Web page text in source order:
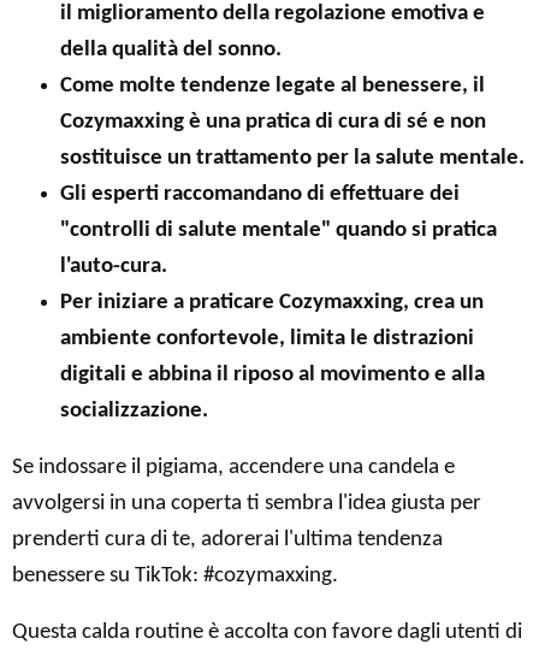
il miglioramento della regolazione emotiva e
della qualità del sonno.
Come molte tendenze legate al benessere, il
Cozymaxxing è una pratica di cura di sé e non
sostituisce un trattamento per la salute mentale.
Gli esperti raccomandano di effettuare dei
"controlli di salute mentale" quando si pratica
l'auto-cura.
Per iniziare a praticare Cozymaxxing, crea un
ambiente confortevole, limita le distrazioni
digitali e abbina il riposo al movimento e alla
socializzazione.
Se indossare il pigiama, accendere una candela e
avvolgersi in una coperta ti sembra l'idea giusta per
prenderti cura di te, adorerai l'ultima tendenza
benessere su TikTok: #cozymaxxing.
Questa calda routine è accolta con favore dagli utenti di